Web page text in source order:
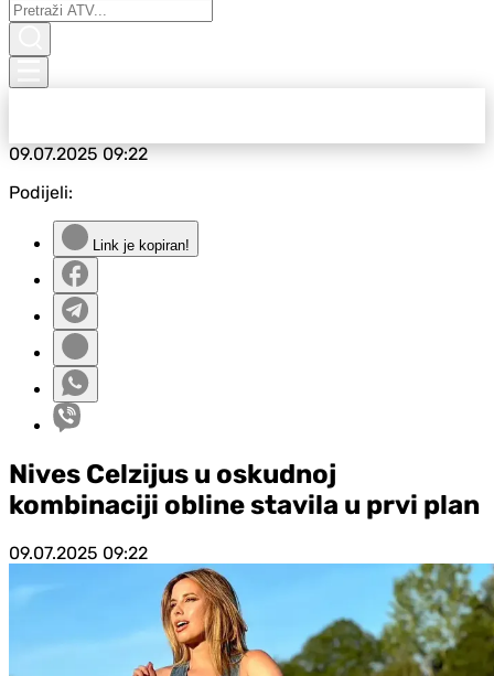
09.07.202509:22
Podijeli:
Link je kopiran!
Nives Celzijus u oskudnoj
kombinaciji obline stavila u prvi plan
09.07.2025 09:22